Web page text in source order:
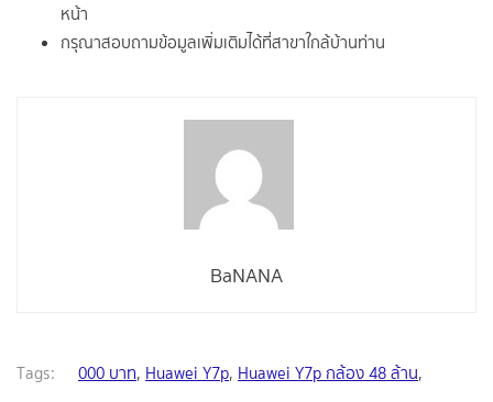
หน้า
กรุณาสอบถามข้อมูลเพิ่มเติมได้ที่สาขาใกล้บ้านท่าน
BaNANA
Tags: 000 บาท, Huawei Y7p, Huawei Y7p กล้อง 48 ล้าน,